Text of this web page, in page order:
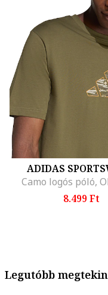
ADIDAS
Camo logós póló,
8.499 Ft
Legutóbb